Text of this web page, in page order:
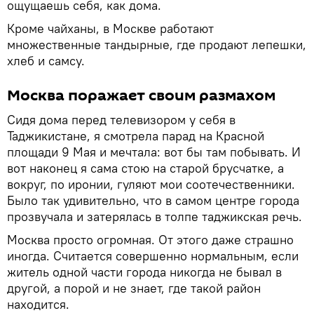
ощущаешь себя, как дома.
Кроме чайханы, в Москве работают
множественные тандырные, где продают лепешки,
хлеб и самсу.
Москва поражает своим размахом
Сидя дома перед телевизором у себя в
Таджикистане, я смотрела парад на Красной
площади 9 Мая и мечтала: вот бы там побывать. И
вот наконец я сама стою на старой брусчатке, а
вокруг, по иронии, гуляют мои соотечественники.
Было так удивительно, что в самом центре города
прозвучала и затерялась в толпе таджикская речь.
Москва просто огромная. От этого даже страшно
иногда. Считается совершенно нормальным, если
житель одной части города никогда не бывал в
другой, а порой и не знает, где такой район
находится.